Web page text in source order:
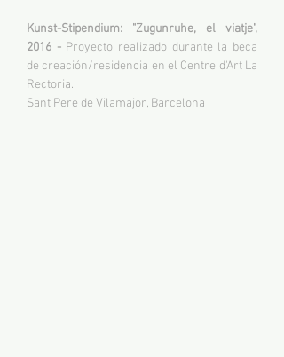
Kunst-Stipendium: "Zugunruhe, el viatje",
2016 -Proyecto realizado durante la beca
de creación/residencia en el Centre d'Art La
Rectoria.
Sant Pere de Vilamajor, Barcelona